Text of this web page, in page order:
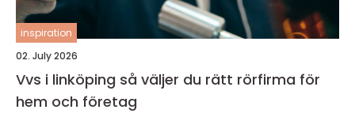
inspiration
02. July 2026
Vvs i linköping så väljer du rätt rörfirma för
hem och företag